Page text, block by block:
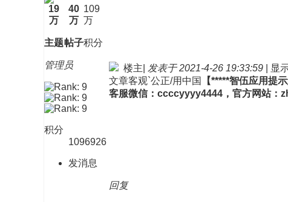
19
万
主题
40
万
帖子
109
万
积分
管理员
积分
1096926
发消息
楼主 发表于 2021-4-26 19:33:59
显
文章客观`公正/用中国
【*****智伍应用提
客服微信：ccccyyyy4444，官方网站：
回复